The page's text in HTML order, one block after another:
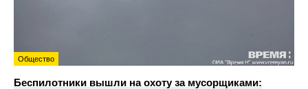
Общество
Беспилотники вышли на охоту за мусорщиками: